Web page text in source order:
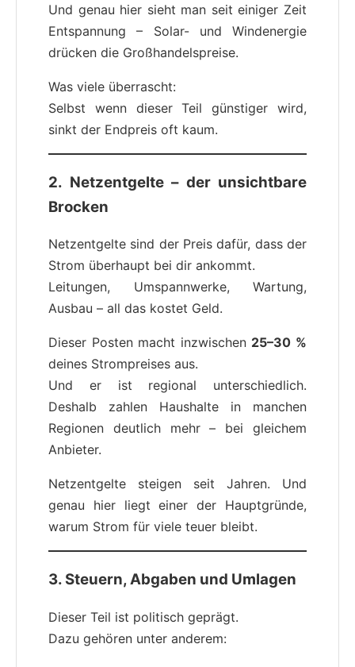
Und genau hier sieht man seit einiger Zeit
Entspannung – Solar- und Windenergie
drücken die Großhandelspreise.
Was viele überrascht:
Selbst wenn dieser Teil günstiger wird,
sinkt der Endpreis oft kaum.
2. Netzentgelte – der unsichtbare
Brocken
Netzentgelte sind der Preis dafür, dass der
Strom überhaupt bei dir ankommt.
Leitungen, Umspannwerke, Wartung,
Ausbau – all das kostet Geld.
Dieser Posten macht inzwischen 25–30 %
deines Strompreises aus.
Und er ist regional unterschiedlich.
Deshalb zahlen Haushalte in manchen
Regionen deutlich mehr – bei gleichem
Anbieter.
Netzentgelte steigen seit Jahren. Und
genau hier liegt einer der Hauptgründe,
warum Strom für viele teuer bleibt.
3. Steuern, Abgaben und Umlagen
Dieser Teil ist politisch geprägt.
Dazu gehören unter anderem: